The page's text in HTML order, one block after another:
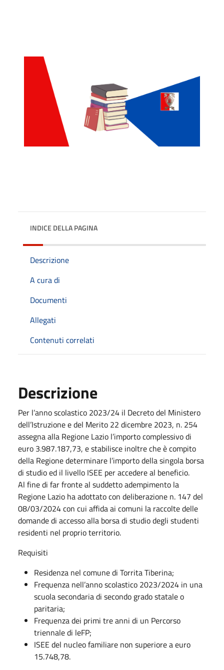
INDICE DELLA PAGINA
Descrizione
A cura di
Documenti
Allegati
Contenuti correlati
Descrizione
Per l’anno scolastico 2023/24 il Decreto del Ministero
dell’Istruzione e del Merito 22 dicembre 2023, n. 254
assegna alla Regione Lazio l’importo complessivo di
euro 3.987.187,73, e stabilisce inoltre che è compito
della Regione determinare l’importo della singola borsa
di studio ed il livello ISEE per accedere al beneficio.
Al fine di far fronte al suddetto adempimento la
Regione Lazio ha adottato con deliberazione n. 147 del
08/03/2024 con cui affida ai comuni la raccolte delle
domande di accesso alla borsa di studio degli studenti
residenti nel proprio territorio.
Requisiti
Residenza nel comune di Torrita Tiberina;
Frequenza nell’anno scolastico 2023/2024 in una
scuola secondaria di secondo grado statale o
paritaria;
Frequenza dei primi tre anni di un Percorso
triennale di leFP;
ISEE del nucleo familiare non superiore a euro
15.748,78.